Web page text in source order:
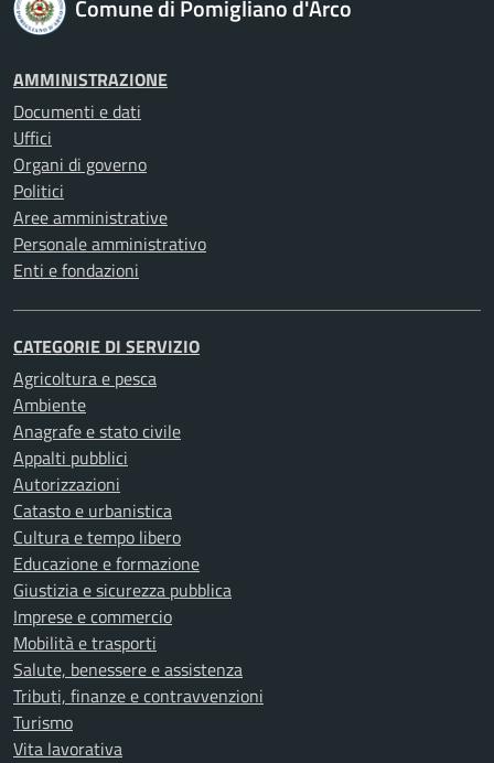
Comune di Pomigliano d'Arco
AMMINISTRAZIONE
Documenti e dati
Uffici
Organi di governo
Politici
Aree amministrative
Personale amministrativo
Enti e fondazioni
CATEGORIE DI SERVIZIO
Agricoltura e pesca
Ambiente
Anagrafe e stato civile
Appalti pubblici
Autorizzazioni
Catasto e urbanistica
Cultura e tempo libero
Educazione e formazione
Giustizia e sicurezza pubblica
Imprese e commercio
Mobilità e trasporti
Salute, benessere e assistenza
Tributi, finanze e contravvenzioni
Turismo
Vita lavorativa